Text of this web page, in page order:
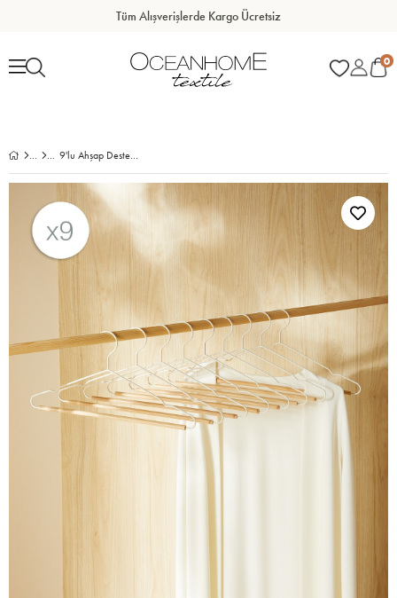
Tüm Alışverişlerde Kargo Ücretsiz
0
9'lu Ahşap Destekli Mat Beyaz Renk Metal Giysi Askısı 19.5 x 42 x 0.34 cm